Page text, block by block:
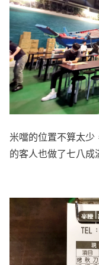
米噹的位置不算太
的客人也做了七八成